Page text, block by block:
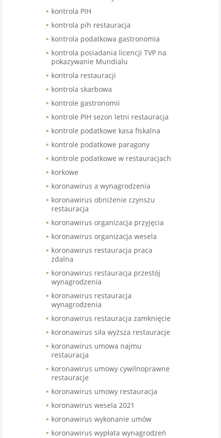
kontrola PIH
kontrola pih restauracja
kontrola podatkowa gastronomia
kontrola posiadania licencji TVP na
pokazywanie Mundialu
kontrola restauracji
kontrola skarbowa
kontrole gastronomii
kontrole PIH sezon letni restauracja
kontrole podatkowe kasa fiskalna
kontrole podatkowe paragony
kontrole podatkowe w restauracjach
korkowe
koronawirus a wynagrodzenia
koronawirus obniżenie czynszu
restauracja
koronawirus organizacja przyjęcia
koronawirus organizacja wesela
koronawirus restauracja praca
zdalna
koronawirus restauracja przestój
wynagrodzenia
koronawirus restauracja
wynagrodzenia
koronawirus restauracja zamknięcie
koronawirus siła wyższa restauracje
koronawirus umowa najmu
restauracja
koronawirus umowy cywilnoprawne
restauracje
koronawirus umowy restauracja
koronawirus wesela 2021
koronawirus wykonanie umów
koronawirus wypłata wynagrodzeń